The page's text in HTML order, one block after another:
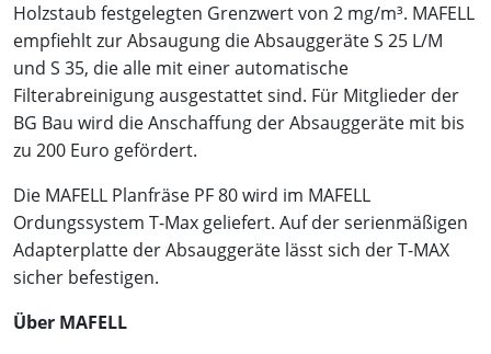
Holzstaub festgelegten Grenzwert von 2 mg/m³. MAFELL
empfiehlt zur Absaugung die Absauggeräte S 25 L/M
und S 35, die alle mit einer automatische
Filterabreinigung ausgestattet sind. Für Mitglieder der
BG Bau wird die Anschaffung der Absauggeräte mit bis
zu 200 Euro gefördert.
Die MAFELL Planfräse PF 80 wird im MAFELL
Ordungssystem T-Max geliefert. Auf der serienmäßigen
Adapterplatte der Absauggeräte lässt sich der T-MAX
sicher befestigen.
Über MAFELL